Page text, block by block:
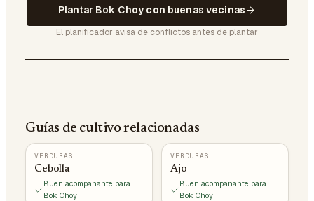
Plantar Bok Choy con buenas vecinas
El planificador avisa de conflictos antes de plantar
Guías de cultivo relacionadas
VERDURAS
Cebolla
Buen acompañante para
Bok Choy
VERDURAS
Ajo
Buen acompañante para
Bok Choy